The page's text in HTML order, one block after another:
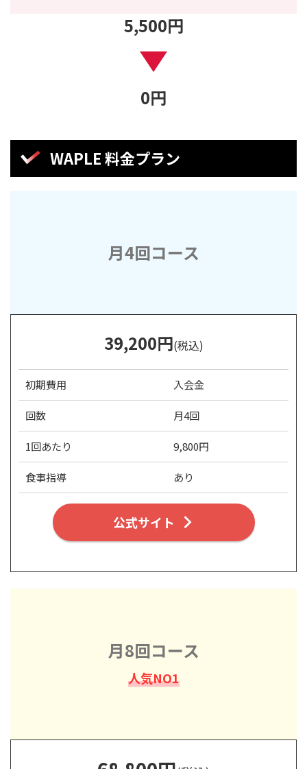
5,500円
0円
WAPLE 料金プラン
月4回コース
39,200円(税込)
初期費用 入会金
回数 月4回
1回あたり 9,800円
食事指導 あり
公式サイト
月8回コース
人気NO1